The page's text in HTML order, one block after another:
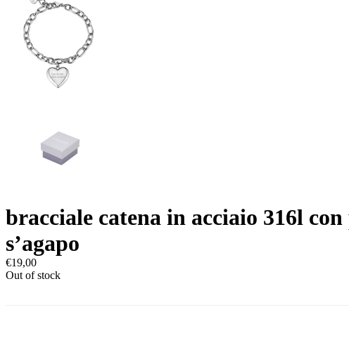
bracciale catena in acciaio 316l
s’agapo
€19,00
Out of stock